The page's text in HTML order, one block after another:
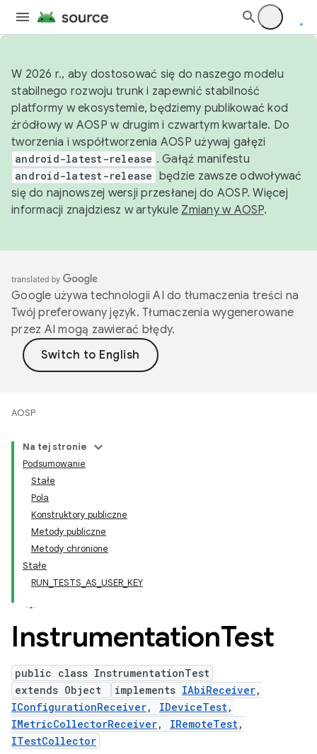
W 2026 r., aby dostosować się do naszego modelu
stabilnego rozwoju trunk i zapewnić stabilność
platformy w ekosystemie, będziemy publikować kod
źródłowy w AOSP w drugim i czwartym kwartale. Do
tworzenia i współtworzenia AOSP używaj gałęzi
android-latest-release . Gałąź manifestu
android-latest-release będzie zawsze odwoływać
się do najnowszej wersji przesłanej do AOSP. Więcej
informacji znajdziesz w artykule Zmiany w AOSP.
Google używa technologii AI do tłumaczenia treści na
Twój preferowany język. Tłumaczenia wygenerowane
przez AI mogą zawierać błędy.
AOSP
Na tej stronie
Podsumowanie
Stałe
Pola
Konstruktory publiczne
Metody publiczne
Metody chronione
Stałe
RUN_TESTS_AS_USER_KEY
InstrumentationTest
public class InstrumentationTest
extends Object
implements IAbiReceiver,
IConfigurationReceiver, IDeviceTest,
IMetricCollectorReceiver, IRemoteTest,
ITestCollector